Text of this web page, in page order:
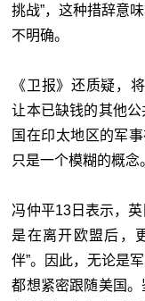
挑战”，这种措辞意
不明确。
《卫报》还质疑，
让本已缺钱的其他
国在印太地区的军
只是一个模糊的概念
冯仲平13日表示，
是在离开欧盟后，
伴”。因此，无论是
都想紧密跟随美国